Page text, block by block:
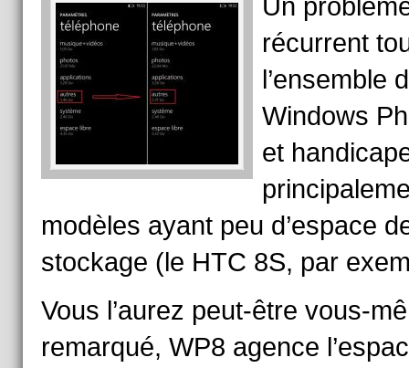
Un
récurrent
l’ensemble
Windows
et
modèles ayant peu d’espace
stockage (le HTC 8S, par
Vous l’aurez peut-être vous-
remarqué, WP8 agence